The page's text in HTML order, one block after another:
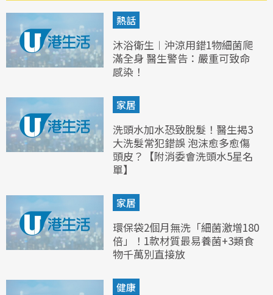
熱話
沐浴衛生︱沖涼用錯1物細菌爬
滿全身 醫生警告：嚴重可致命
感染！
家居
洗頭水加水恐致脫髮！醫生揭3
大洗髮常犯錯誤 泡沫愈多愈傷
頭皮？【附消委會洗頭水5星名
單】
家居
環保袋2個月無洗「細菌激增180
倍」！1款材質最易養菌+3類食
物千萬別直接放
健康